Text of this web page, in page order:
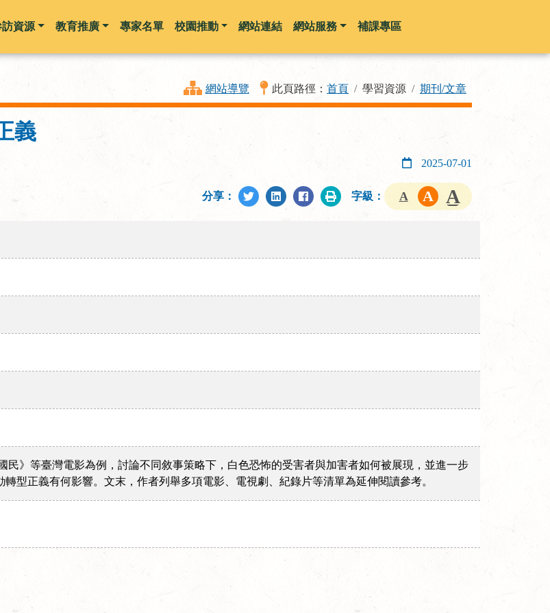
跳到主要內容
訪資源 教育推廣 專家名單 校園推動 網站連結 網站服務 補課專區
網站導覽 此頁路徑： 首頁 學習資源 期刊/文章
義
2025-07-01
分享： 字級：
民》等臺灣電影為例，討論不同敘事策略下，白色恐怖的受害者與加害者如何被展現，並進一步
型正義有何影響。文末，作者列舉多項電影、電視劇、紀錄片等清單為延伸閱讀參考。